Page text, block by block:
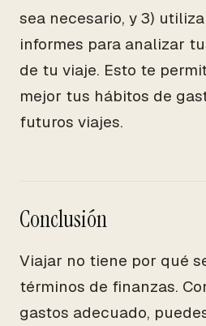
sea necesario, y 3)
informes para analizar
de tu viaje. Esto te
mejor tus hábitos de
futuros viajes.
Conclusión
Viajar no tiene por qué
términos de finanzas.
gastos adecuado,